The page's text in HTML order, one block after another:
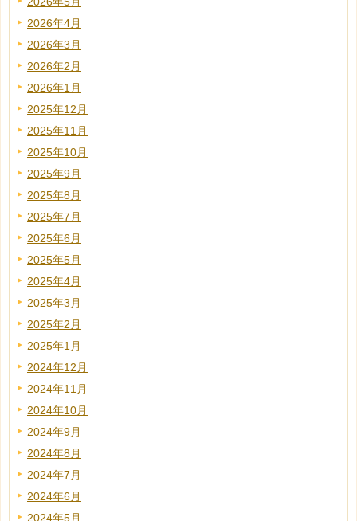
2026年4月
2026年3月
2026年2月
2026年1月
2025年12月
2025年11月
2025年10月
2025年9月
2025年8月
2025年7月
2025年6月
2025年5月
2025年4月
2025年3月
2025年2月
2025年1月
2024年12月
2024年11月
2024年10月
2024年9月
2024年8月
2024年7月
2024年6月
2024年5月